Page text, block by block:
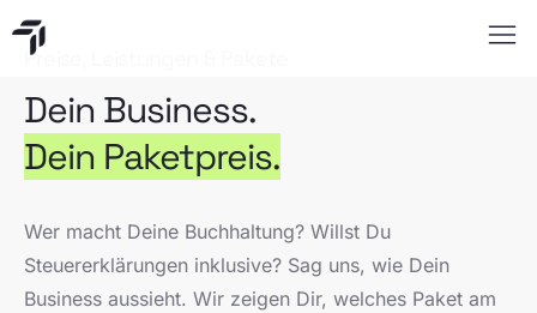
Preise, Leistungen & Pakete
Dein Business.
Dein Paketpreis.
Wer macht Deine Buchhaltung? Willst Du
Steuererklärungen inklusive? Sag uns, wie Dein
Business aussieht. Wir zeigen Dir, welches Paket am